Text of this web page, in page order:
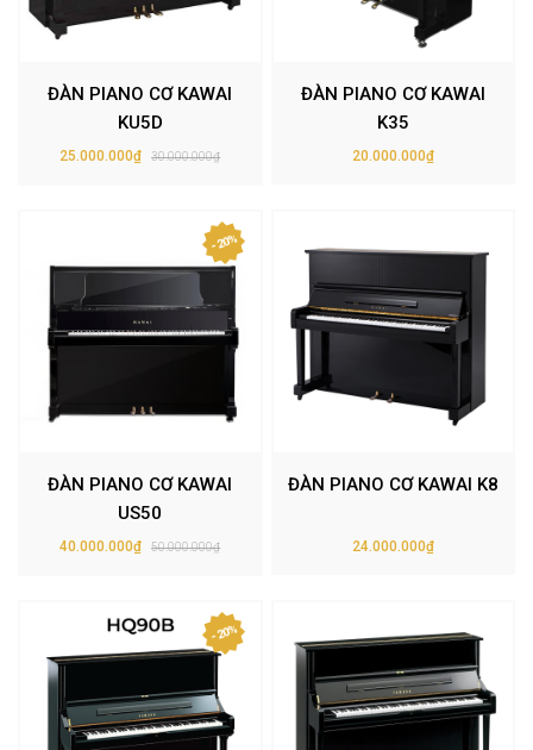
ĐÀN PIANO CƠ KAWAI
KU5D
25.000.000₫ 30.000.000₫
ĐÀN PIANO CƠ KAWAI
K35
20.000.000₫
- 20%
ĐÀN PIANO CƠ KAWAI
US50
40.000.000₫ 50.000.000₫
ĐÀN PIANO CƠ KAWAI K8
24.000.000₫
- 20%